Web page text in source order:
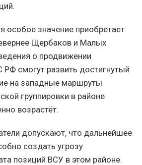
особое значение приобретает
Щербаков и Малых
о продвижении
РФ смогут развить достигнутый
на западные маршруты
группировки в районе
возрастёт.
допускают, что дальнейшее
создать угрозу
позиций ВСУ в этом районе.